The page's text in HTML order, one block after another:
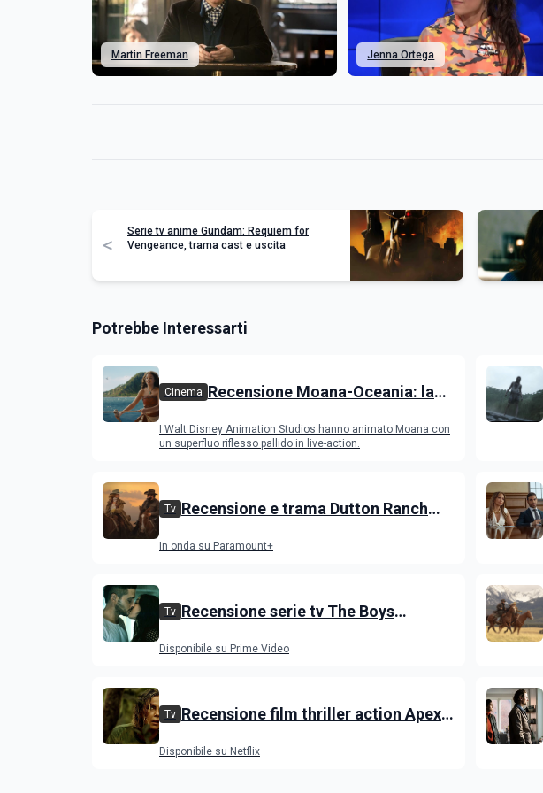
Martin Freeman Jenna Ortega
<
Serie tv anime Gundam: Requiem for
Vengeance, trama cast e uscita
Potrebbe Interessarti
Cinema Recensione Moana-Oceania: la
successo del film
I Walt Disney Animation Studios hanno animato Moana con
un superfluo riflesso pallido in live-action.
Tv Recensione e trama Dutton Ranch
venerdì 3 luglio
In onda su Paramount+
Tv Recensione serie tv The Boys
Disponibile su Prime Video
Tv Recensione film thriller action Apex
Disponibile su Netflix